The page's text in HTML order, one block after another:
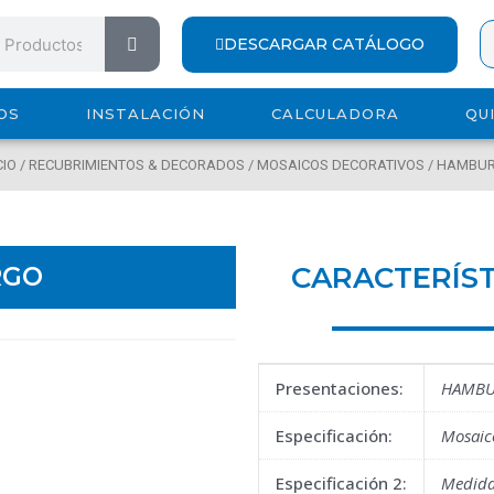
Search
DESCARGAR CATÁLOGO
INSTALACIÓN CALCULADORA
/ RECUBRIMIENTOS & DECORADOS / MOSAICOS DECORATIVOS /
Presentaciones:
Especificación:
Especificación 2: